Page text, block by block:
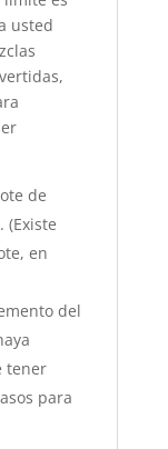
usted
de
(Existe
en
del
tener
para